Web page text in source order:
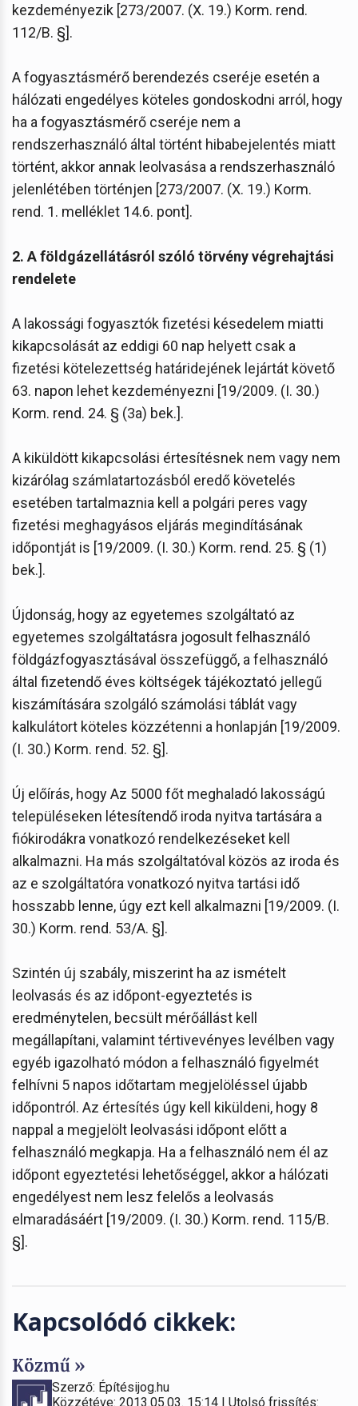
kezdeményezik [273/2007. (X. 19.) Korm. rend.
112/B. §].
A fogyasztásmérő berendezés cseréje esetén a
hálózati engedélyes köteles gondoskodni arról, hogy
ha a fogyasztásmérő cseréje nem a
rendszerhasználó által történt hibabejelentés miatt
történt, akkor annak leolvasása a rendszerhasználó
jelenlétében történjen [273/2007. (X. 19.) Korm.
rend. 1. melléklet 14.6. pont].
2. A földgázellátásról szóló törvény végrehajtási
rendelete
A lakossági fogyasztók fizetési késedelem miatti
kikapcsolását az eddigi 60 nap helyett csak a
fizetési kötelezettség határidejének lejártát követő
63. napon lehet kezdeményezni [19/2009. (I. 30.)
Korm. rend. 24. § (3a) bek.].
A kiküldött kikapcsolási értesítésnek nem vagy nem
kizárólag számlatartozásból eredő követelés
esetében tartalmaznia kell a polgári peres vagy
fizetési meghagyásos eljárás megindításának
időpontját is [19/2009. (I. 30.) Korm. rend. 25. § (1)
bek.].
Újdonság, hogy az egyetemes szolgáltató az
egyetemes szolgáltatásra jogosult felhasználó
földgázfogyasztásával összefüggő, a felhasználó
által fizetendő éves költségek tájékoztató jellegű
kiszámítására szolgáló számolási táblát vagy
kalkulátort köteles közzétenni a honlapján [19/2009.
(I. 30.) Korm. rend. 52. §].
Új előírás, hogy Az 5000 főt meghaladó lakosságú
településeken létesítendő iroda nyitva tartására a
fiókirodákra vonatkozó rendelkezéseket kell
alkalmazni. Ha más szolgáltatóval közös az iroda és
az e szolgáltatóra vonatkozó nyitva tartási idő
hosszabb lenne, úgy ezt kell alkalmazni [19/2009. (I.
30.) Korm. rend. 53/A. §].
Szintén új szabály, miszerint ha az ismételt
leolvasás és az időpont-egyeztetés is
eredménytelen, becsült mérőállást kell
megállapítani, valamint tértivevényes levélben vagy
egyéb igazolható módon a felhasználó figyelmét
felhívni 5 napos időtartam megjelöléssel újabb
időpontról. Az értesítés úgy kell kiküldeni, hogy 8
nappal a megjelölt leolvasási időpont előtt a
felhasználó megkapja. Ha a felhasználó nem él az
időpont egyeztetési lehetőséggel, akkor a hálózati
engedélyest nem lesz felelős a leolvasás
elmaradásáért [19/2009. (I. 30.) Korm. rend. 115/B.
§].
Kapcsolódó cikkek:
Közmű »
Szerző: Építésijog.hu
Közzétéve: 2013.05.03. 15:14 | Utolsó frissítés: